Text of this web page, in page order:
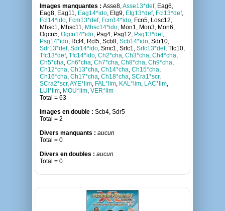
Images manquantes : Asse8,Asse13*def, Eag6,
Eag8, Eag11, Eag14*ido, Etg9, Etg13*def, Fcl13*def,
Fcl14*ido, Fcm13*def, Fcm14*ido, Fcn5, Losc12,
Mhsc1, Mhsc11, Mhsc14*ido, Mon1, Mon3, Mon6,
Ogcn5, Ogcn14*ido, Psg4, Psg12, Psg13*def,
Psg14*ido, Rcl4, Rcl5, Scb8, Scb14*ido, Sdr10,
Sdr13*def, Sdr14*ido, Smc1, Srfc1, Srfc13*def, Tfc10,
Tfc13*def, Tfc14*ido, Ch2*cha, Ch3*cha, Ch4*cha,
Ch5*cha, Ch6*cha, Ch7*cha, Ch8*cha, Ch9*cha,
Ch12*cha, Ch13*cha, Ch14*cha, Ch15*cha,
Ch16*cha, Ch17*cha, Ch18*cha, SCra1*scr,
SCra2*scr,AYE*lim, FAL*lim, KAL*lim, LAC*lim,
LUI*lim, MOU*lim, VER*lim
Total = 63
Images en double : Scb4, Sdr5
Total = 2
Divers manquants : aucun
Total = 0
Divers en doubles : aucun
Total = 0